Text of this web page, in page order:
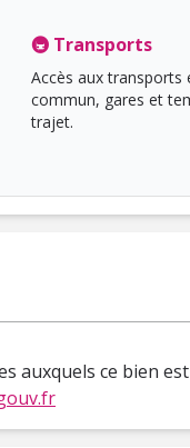
🚇 Transports
Accès aux transports
commun, gares et
trajet.
auxquels ce bien